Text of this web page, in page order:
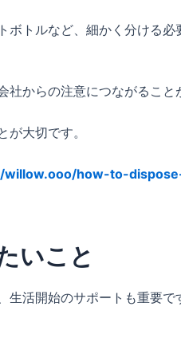
トルなど、細かく分ける必
からの注意につながること
大切です。
willow.ooo/how-to-
いこと
活開始のサポートも重要で